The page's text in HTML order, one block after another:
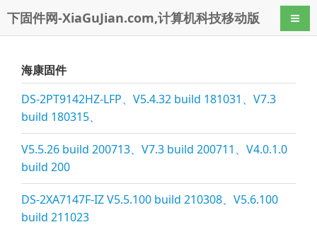
下固件网-XiaGuJian.com,计算机科技移动版 导航
海康固件
DS-2PT9142HZ-LFP、V5.4.32 build 181031、V7.3
build 180315、
V5.5.26 build 200713、V7.3 build 200711、V4.0.1.0
build 200
DS-2XA7147F-IZ V5.5.100 build 210308、V5.6.100
build 211023